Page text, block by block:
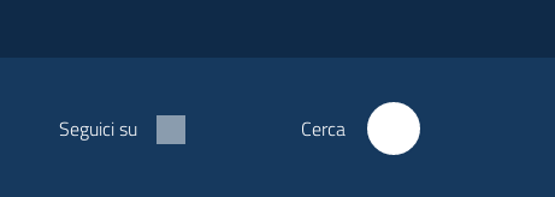
Seguici su Cerca